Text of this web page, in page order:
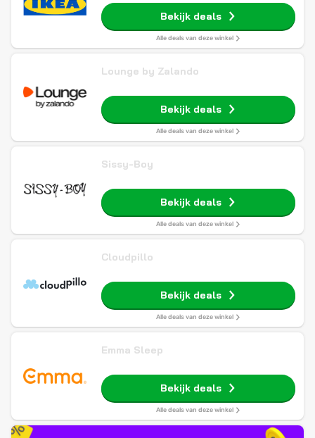
Bekijk deals
Alle deals van deze winkel
Lounge by Zalando
Bekijk deals
Alle deals van deze winkel
Sissy-Boy
Bekijk deals
Alle deals van deze winkel
Cloudpillo
Bekijk deals
Alle deals van deze winkel
Emma Sleep
Bekijk deals
Alle deals van deze winkel